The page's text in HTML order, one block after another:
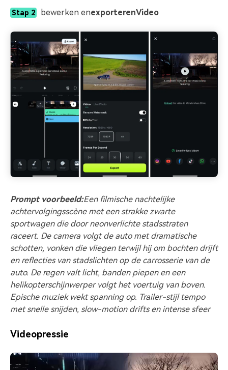
Stap 2 bewerken enexporterenVideo
Prompt voorbeeld:Een filmische nachtelijke
achtervolgingsscène met een strakke zwarte
sportwagen die door neonverlichte stadsstraten
raceert. De camera volgt de auto met dramatische
schotten, vonken die vliegen terwijl hij om bochten drijft
en reflecties van stadslichten op de carrosserie van de
auto. De regen valt licht, banden piepen en een
helikopterschijnwerper volgt het voertuig van boven.
Epische muziek wekt spanning op. Trailer-stijl tempo
met snelle snijden, slow-motion drifts en intense sfeer
Videopressie